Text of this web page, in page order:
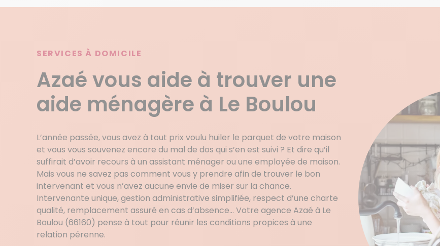
SERVICES À DOMICILE
Azaé vous aide à trouver une
aide ménagère à Le Boulou
L’année passée, vous avez à tout prix voulu huiler le parquet de votre maison
et vous vous souvenez encore du mal de dos qui s’en est suivi ? Et dire qu’il
suffirait d’avoir recours à un assistant ménager ou une employée de maison.
Mais vous ne savez pas comment vous y prendre afin de trouver le bon
intervenant et vous n’avez aucune envie de miser sur la chance.
Intervenante unique, gestion administrative simplifiée, respect d’une charte
qualité, remplacement assuré en cas d’absence… Votre agence Azaé à Le
Boulou (66160) pense à tout pour réunir les conditions propices à une
relation pérenne.